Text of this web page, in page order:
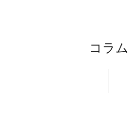
コラム